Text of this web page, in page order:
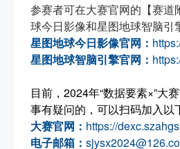
参赛者可在大赛官网的【赛
球今日影像和星图地球智脑
星图地球今日影像官网：
星图地球智脑引擎官网：
目前，2024年“数据要素×”大
事有疑问的，可以扫码加入
大赛官网： https://
电子邮箱：